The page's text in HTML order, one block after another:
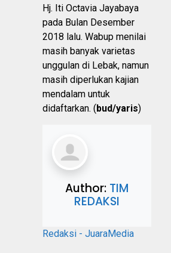
Hj. Iti Octavia Jayabaya
pada Bulan Desember
2018 lalu. Wabup menilai
masih banyak varietas
unggulan di Lebak, namun
masih diperlukan kajian
mendalam untuk
didaftarkan. (bud/yaris)
Author: TIM
REDAKSI
Redaksi - JuaraMedia